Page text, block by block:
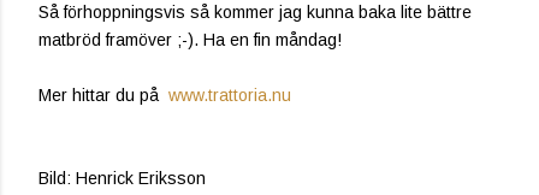
Så förhoppningsvis så kommer jag kunna baka lite bättre
matbröd framöver ;-). Ha en fin måndag!
Mer hittar du på www.trattoria.nu
Bild: Henrick Eriksson